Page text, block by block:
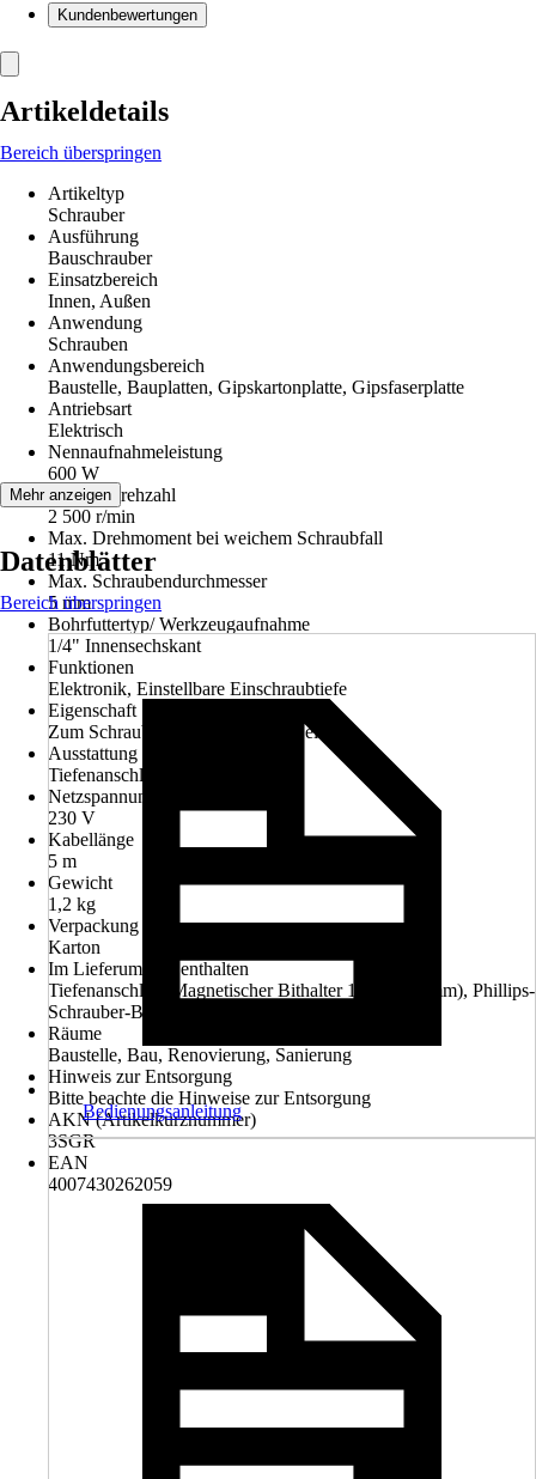
Kundenbewertungen
Artikeldetails
Bereich überspringen
Artikeltyp
Schrauber
Ausführung
Bauschrauber
Einsatzbereich
Innen, Außen
Anwendung
Schrauben
Anwendungsbereich
Baustelle, Bauplatten, Gipskartonplatte, Gipsfaserplatte
Antriebsart
Elektrisch
Nennaufnahmeleistung
600 W
Leerlaufdrehzahl
2 500 r/min
Max. Drehmoment bei weichem Schraubfall
11 Nm
Max. Schraubendurchmesser
5 mm
Bohrfuttertyp/ Werkzeugaufnahme
1/4" Innensechskant
Funktionen
Elektronik, Einstellbare Einschraubtiefe
Eigenschaft
Zum Schrauben, Netzbetrieben, Leicht
Ausstattung
Tiefenanschlag
Netzspannung
230 V
Kabellänge
5 m
Gewicht
1,2 kg
Verpackung
Karton
Im Lieferumfang enthalten
Tiefenanschlag, Magnetischer Bithalter 1/4" (6,35 mm), Phillips-
Schrauber-Bit Gr. 2/25 mm
Räume
Baustelle, Bau, Renovierung, Sanierung
Hinweis zur Entsorgung
Bitte beachte die Hinweise zur Entsorgung
AKN (Artikelkurznummer)
3SGR
EAN
4007430262059
Mehr anzeigen
Datenblätter
Bereich überspringen
Bedienungsanleitung